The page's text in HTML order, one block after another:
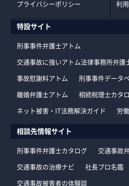
プライバシーポリシー 利
特設サイト
刑事事件弁護士アトム
交通事故に強いアトム法律事務所弁護
事故慰謝料アトム 刑事事件データ
離婚弁護士アトム 相続税理士カタ
ネット被害・IT法務解決ガイド 労
相談先情報サイト
刑事事件弁護士カタログ 交通事故
交通事故の治療ナビ 社長プロ名鑑
交通事故被害者の体験談